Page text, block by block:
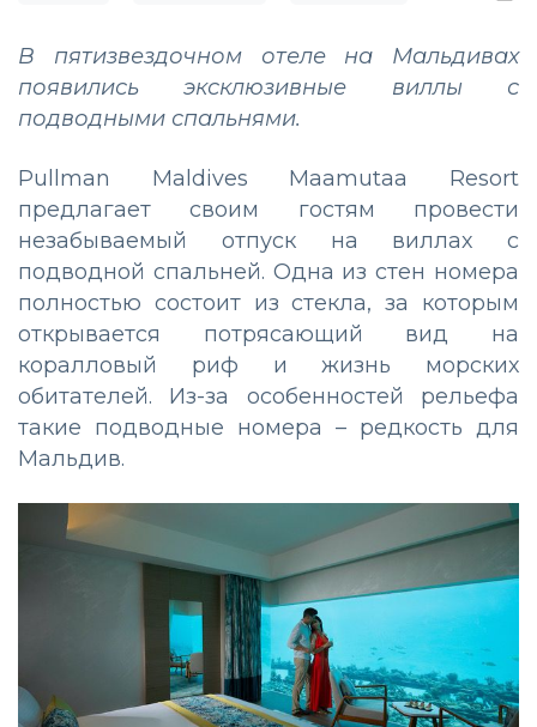
В пятизвездочном отеле на Мальдивах
появились эксклюзивные виллы с
подводными спальнями.
Pullman Maldives Maamutaa Resort
предлагает своим гостям провести
незабываемый отпуск на виллах с
подводной спальней. Одна из стен номера
полностью состоит из стекла, за которым
открывается потрясающий вид на
коралловый риф и жизнь морских
обитателей. Из-за особенностей рельефа
такие подводные номера – редкость для
Мальдив.